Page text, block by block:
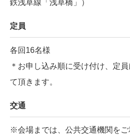
鉄浅草線「浅草橋」）
定員
各回16名様
＊お申し込み順に受け付け、定
て頂きます。
交通
※会場までは、公共交通機関をご